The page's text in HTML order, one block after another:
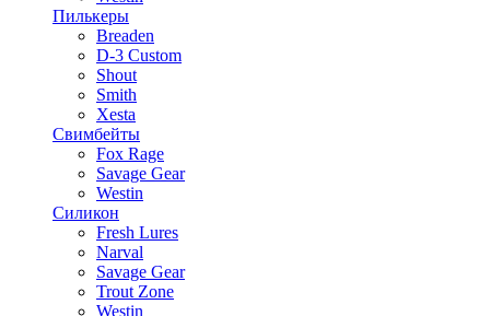
Пилькеры
Breaden
D-3 Custom
Shout
Smith
Xesta
Свимбейты
Fox Rage
Savage Gear
Westin
Силикон
Fresh Lures
Narval
Savage Gear
Trout Zone
Westin